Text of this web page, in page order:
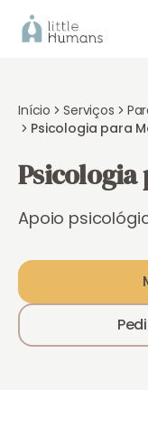
Início Serviços
Psicologia para
Psicologia
Apoio